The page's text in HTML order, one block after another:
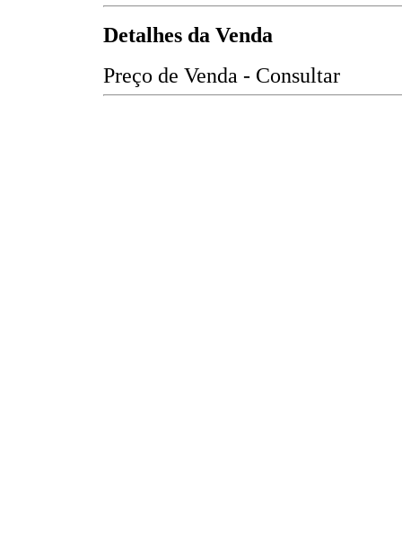
Detalhes da Venda
Preço de Venda - Consultar